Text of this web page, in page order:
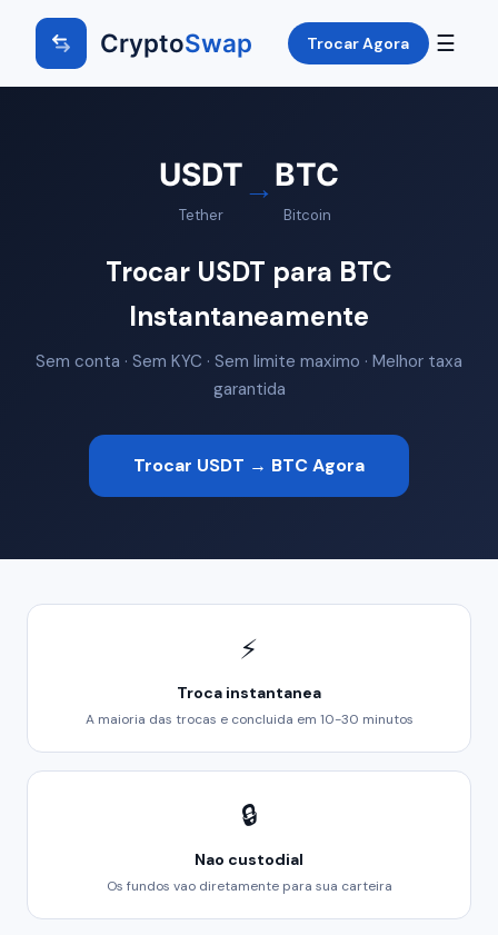
CryptoSwap Trocar Agora ☰
USDT
Tether
→BTC
Bitcoin
Trocar USDT para BTC
Instantaneamente
Sem conta · Sem KYC · Sem limite maximo · Melhor taxa
garantida
Trocar USDT → BTC Agora
⚡
Troca instantanea
A maioria das trocas e concluida em 10-30 minutos
🔒
Nao custodial
Os fundos vao diretamente para sua carteira